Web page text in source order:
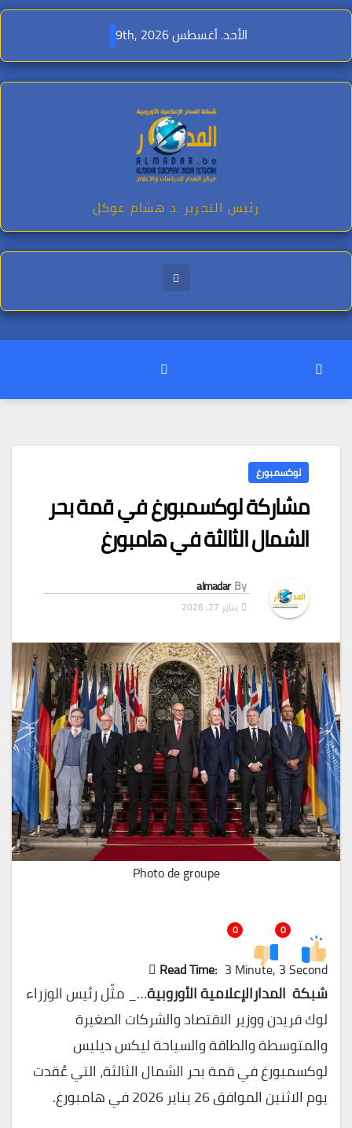
Skip
content
الأحد. أغسطس 9th, 2026
رئيس التحرير .د هشام عوكل
لوكسمبورغ
مشاركة لوكسمبورغ في قمة بحر
الشمال الثالثة في هامبورغ
By
almadar
يناير 27, 2026
Photo de groupe
0
0
Read Time: 3 Minute, 3 Second
شبكة المدارالإعلامية الأوروبية…_ مثّل رئيس الوزراء
لوك فريدن ووزير الاقتصاد والشركات الصغيرة
والمتوسطة والطاقة والسياحة ليكس ديليس
لوكسمبورغ في قمة بحر الشمال الثالثة، التي عُقدت
يوم الاثنين الموافق 26 يناير 2026 في هامبورغ.